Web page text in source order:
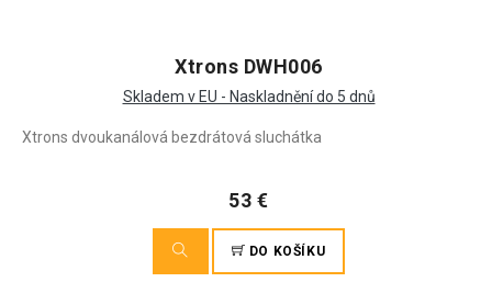
Xtrons DWH006
Skladem v EU - Naskladnění do 5 dnů
Xtrons dvoukanálová bezdrátová sluchátka
53 €
DO KOŠÍKU